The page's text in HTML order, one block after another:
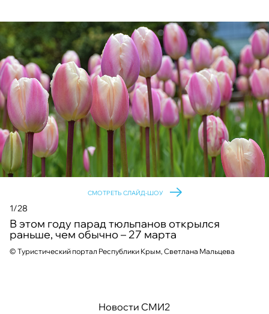
СМОТРЕТЬ СЛАЙД-ШОУ
1/28
В этом году парад тюльпанов открылся
раньше, чем обычно – 27 марта
© Туристический портал Республики Крым, Светлана Мальцева
©
©
©
©
©
©
©
©
©
©
©
©
©
©
©
©
©
©
©
Новости СМИ2